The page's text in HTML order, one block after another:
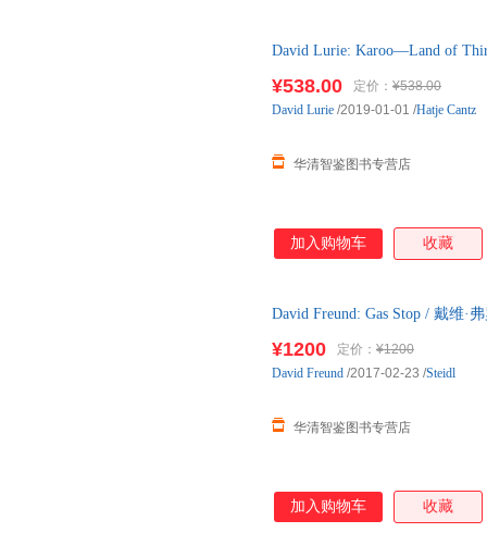
David Lurie: Karoo—Land of
¥538.00 定价： ¥538.00
华清智鉴图书专营店
David Lurie /2019-01-01 /Hatje Cantz
加入购物车 收藏
David Freund: Gas Stop / 戴维
¥1200 定价： ¥1200
华清智鉴图书专营店
David Freund /2017-02-23 /Steidl
加入购物车 收藏